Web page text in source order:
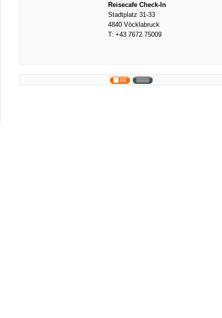
Reisecafe Check-In
Stadtplatz 31-33
4840 Vöcklabruck
T: +43 7672 75009